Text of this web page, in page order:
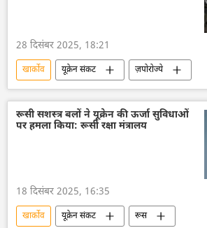
28 दिसंबर 2025, 18:21
खार्कोव यूक्रेन संकट
ज़पोरोज्ये
विशेष सैन्य अभियान
रूस
रूसी सेना
रक्षा मंत्रालय (MoD)
रूसी सशस्त्र बलों ने यूक्रेन की ऊर्जा सुविधाओं
पर हमला किया: रूसी रक्षा मंत्रालय
18 दिसंबर 2025, 16:35
खार्कोव यूक्रेन संकट
रूस